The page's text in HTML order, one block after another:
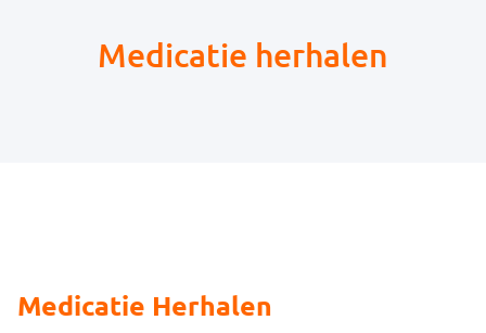
Medicatie herhalen
Medicatie Herhalen